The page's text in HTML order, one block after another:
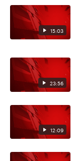
15:03
23:56
12:09